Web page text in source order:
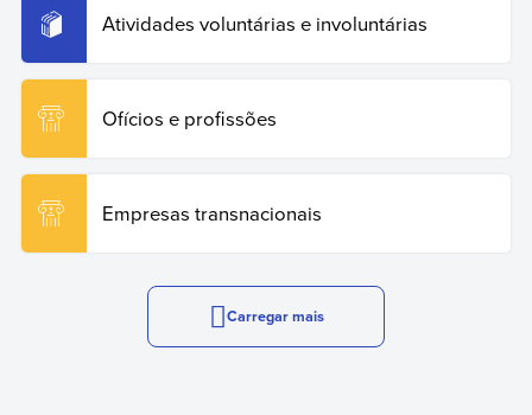
Atividades voluntárias e involuntárias
Ofícios e profissões
Empresas transnacionais
Carregar mais